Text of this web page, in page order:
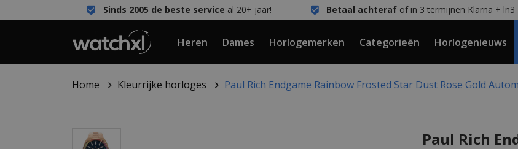
Sinds 2005 de beste service al 20+ jaar! Betaal achteraf of in 3 termijnen Klarna + ln3
Heren Dames Horlogemerken Categorieën Horlogenieuws
Home Kleurrijke horloges
Paul Rich Endgame Rainbow Frosted Star Dust Rose Gold
Paul Rich